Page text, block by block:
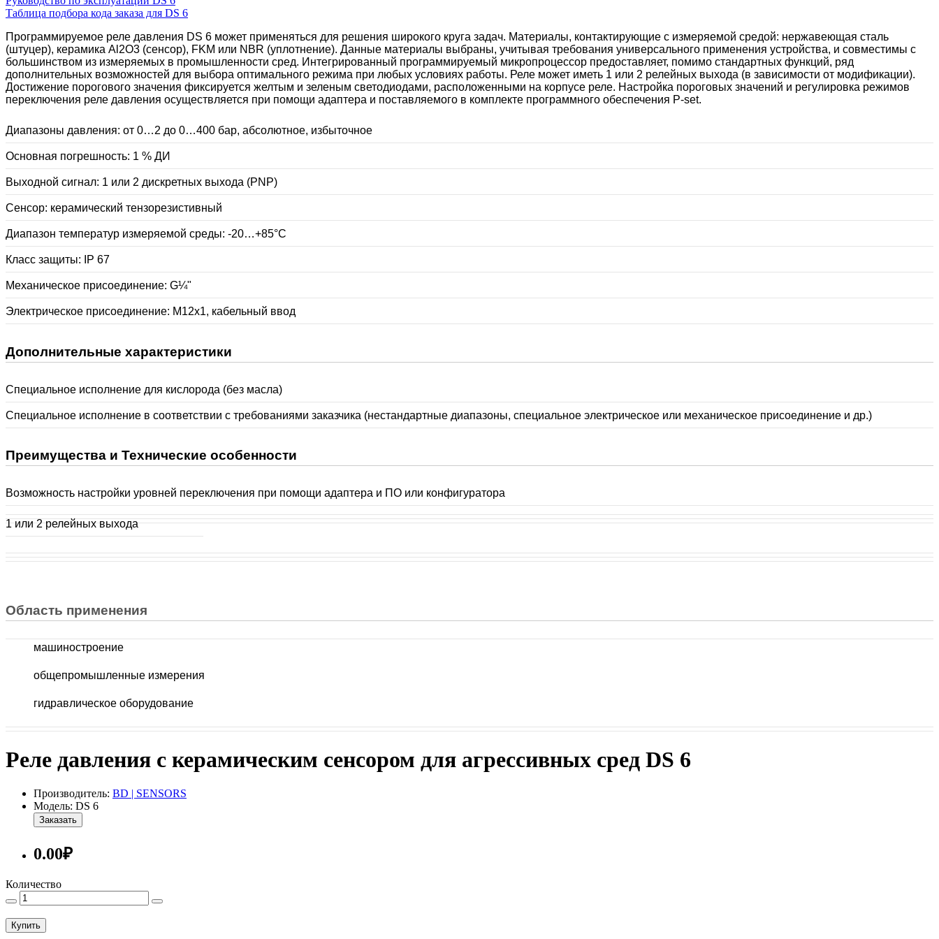
Таблица подбора кода заказа для DS 6
Программируемое реле давления DS 6 может применяться для решения широкого круга задач. Материалы, контактирующие с измеряемой средой: нержавеющая сталь
(штуцер), керамика Al2O3 (сенсор), FKM или NBR (уплотнение). Данные материалы выбраны, учитывая требования универсального применения устройства, и совместимы с
большинством из измеряемых в промышленности сред. Интегрированный программируемый микропроцессор предоставляет, помимо стандартных функций, ряд
дополнительных возможностей для выбора оптимального режима при любых условиях работы. Реле может иметь 1 или 2 релейных выхода (в зависимости от модификации).
Достижение порогового значения фиксируется желтым и зеленым светодиодами, расположенными на корпусе реле. Настройка пороговых значений и регулировка режимов
переключения реле давления осуществляется при помощи адаптера и поставляемого в комплекте программного обеспечения P-set.
Диапазоны давления: от 0…2 до 0…400 бар, абсолютное, избыточное
Основная погрешность: 1 % ДИ
Выходной сигнал: 1 или 2 дискретных выхода (PNP)
Сенсор: керамический тензорезистивный
Диапазон температур измеряемой среды: -20…+85°C
Класс защиты: IP 67
Механическое присоединение: G¼"
Электрическое присоединение: M12x1, кабельный ввод
Дополнительные характеристики
Специальное исполнение для кислорода (без масла)
Специальное исполнение в соответствии с требованиями заказчика (нестандартные диапазоны, специальное электрическое или механическое присоединение и др.)
Преимущества и Технические особенности
Возможность настройки уровней переключения при помощи адаптера и ПО или конфигуратора
1 или 2 релейных выхода
Область применения
машиностроение
общепромышленные измерения
гидравлическое оборудование
Реле давления с керамическим сенсором для агрессивных сред DS 6
Производитель: BD | SENSORS
Модель: DS 6
Заказать
0.00₽
Количество
Купить